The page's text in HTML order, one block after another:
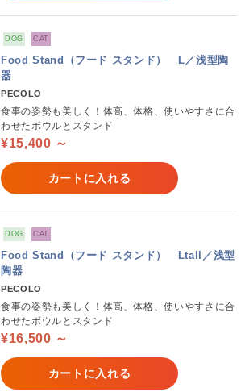
DOG CAT
Food Stand（フード スタンド） L／浅型陶
器
PECOLO
食事の姿勢も美しく！体高、体格、使いやすさに合
わせたボウルとスタンド
¥15,400 ～
カートに入れる
DOG CAT
Food Stand（フード スタンド） Ltall／浅型
陶器
PECOLO
食事の姿勢も美しく！体高、体格、使いやすさに合
わせたボウルとスタンド
¥16,500 ～
カートに入れる